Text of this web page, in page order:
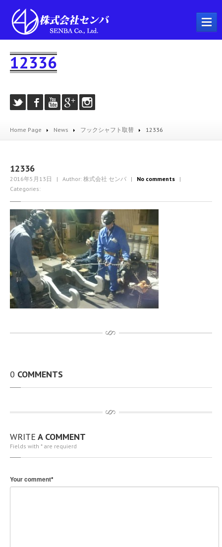
会社概要
プラント工事
製缶工事
機械器具設置工事
とび・土工工事
建築工事
その他、製作・補修工事
アルミTIG溶接 動画
開先加工機 RIDGID社製B-500100A〜無制限 t12.7までと広範囲 動画
従業員資格取得状況
設備環境
お問い合わせ
個人情報保護方針
アクセス
12336
Home Page News フックシャフト取替 12336
12336
2016年5月13日 | Author: 株式会社 センバ | No comments |
Categories:
0 COMMENTS
WRITE A COMMENT
Fields with * are requierd
Your comment*